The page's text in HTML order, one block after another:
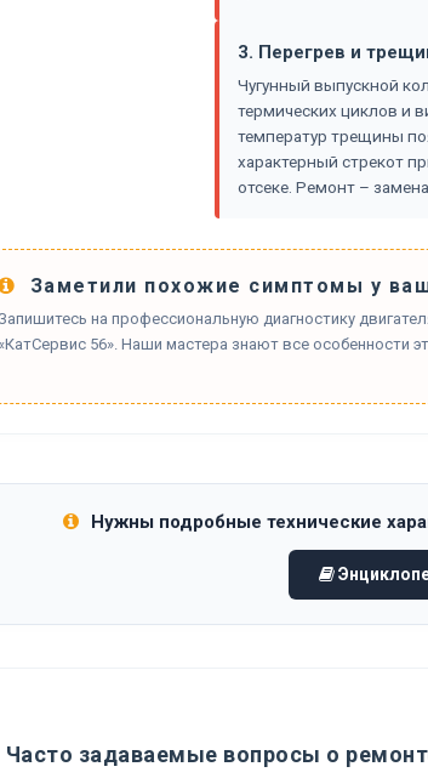
3. Перегрев и
Чугунный выпускной
термических циклов и
температур трещины
характерный стрекот
отсеке. Ремонт –
Заметили похожие симптомы у
на профессиональную диагностику
56». Наши мастера знают все особенности
Нужны подробные технические
Часто задаваемые вопросы о